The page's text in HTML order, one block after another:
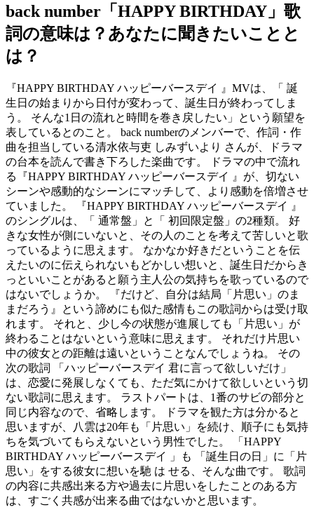
back number「HAPPY BIRTHDAY」歌
詞の意味は？あなたに聞きたいことと
は？
『HAPPY BIRTHDAY ハッピーバースデイ 』MVは、「 誕
生日の始まりから日付が変わって、誕生日が終わってしま
う。 そんな1日の流れと時間を巻き戻したい」という願望を
表しているとのこと。 back numberのメンバーで、作詞・作
曲を担当している清水依与吏 しみずいより さんが、ドラマ
の台本を読んで書き下ろした楽曲です。 ドラマの中で流れ
る『HAPPY BIRTHDAY ハッピーバースデイ 』が、切ない
シーンや感動的なシーンにマッチして、より感動を倍増させ
ていました。 『HAPPY BIRTHDAY ハッピーバースデイ 』
のシングルは、「 通常盤」と「 初回限定盤」の2種類。 好
きな女性が側にいないと、その人のことを考えて苦しいと歌
っているように思えます。 なかなか好きだということを伝
えたいのに伝えられないもどかしい想いと、誕生日だからき
っといいことがあると願う主人公の気持ちを歌っているので
はないでしょうか。 『だけど、自分は結局「片思い」のま
まだろう』という諦めにも似た感情もこの歌詞からは受け取
れます。 それと、少し今の状態が進展しても「片思い」が
終わることはないという意味に思えます。 それだけ片思い
中の彼女との距離は遠いということなんでしょうね。 その
次の歌詞 「ハッピーバースデイ 君に言って欲しいだけ」
は、恋愛に発展しなくても、ただ気にかけて欲しいという切
ない歌詞に思えます。 ラストパートは、1番のサビの部分と
同じ内容なので、省略します。 ドラマを観た方は分かると
思いますが、八雲は20年も「片思い」を続け、順子にも気持
ちを気づいてもらえないという男性でした。 「HAPPY
BIRTHDAY ハッピーバースデイ 」も 「誕生日の日」に「片
思い」をする彼女に想いを馳 は せる、そんな曲です。 歌詞
の内容に共感出来る方や過去に片思いをしたことのある方
は、すごく共感が出来る曲ではないかと思います。